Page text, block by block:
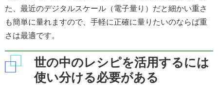
た、最近のデジタルスケール（電子量り）だと細かい重さ
も簡単に量れますので、手軽に正確に量りたいのならば重
さは最適です。
世の中のレシピを活用するには
使い分ける必要がある